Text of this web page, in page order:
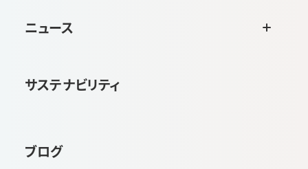
ニュース
サステナビリティ
ブログ